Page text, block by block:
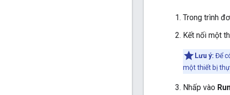
Trong trình
Kết nối một
Lưu ý: Để
một thiết bị
Nhấp vào